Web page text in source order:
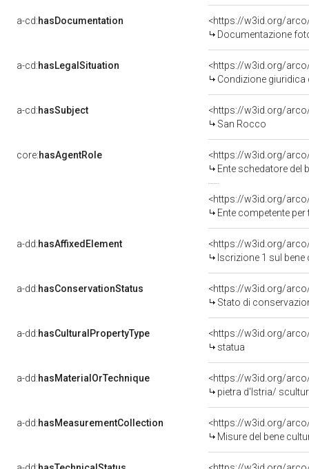
a-cd:hasDocumentation
Documentazione
a-cd:hasLegalSituation
Condizione giuridica
a-cd:hasSubject
<https://w3id.org/
San Rocco
core:hasAgentRole
<https://w3id.org/
Ente schedatore del bene
<https://w3id.org/
Ente competente per
a-dd:hasAffixedElement
<https://w3id.org/
Iscrizione 1 sul
a-dd:hasConservationStatus
<https://w3id.org/
Stato di
a-dd:hasCulturalPropertyType
<https://w3id.org/
statua
a-dd:hasMaterialOrTechnique
<https://w3id.org/
pietra d'Istria/
a-dd:hasMeasurementCollection
<https://w3id.org/
Misure del bene